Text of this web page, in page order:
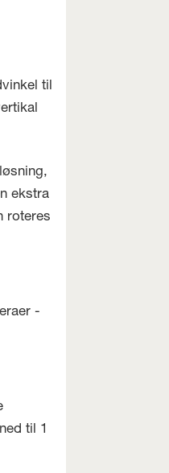
til
ekstra
roteres
-
til 1